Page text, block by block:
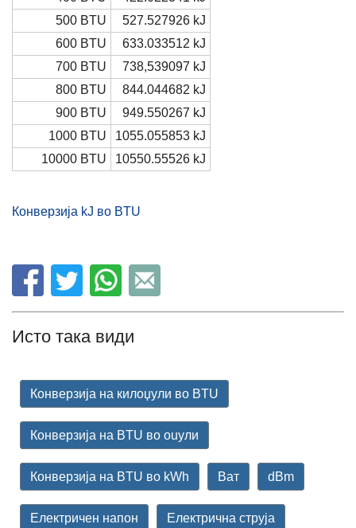
500 BTU
527.527926 kJ
600 BTU
633.033512 kJ
700 BTU
738,539097 kJ
800 BTU
844.044682 kJ
900 BTU
949.550267 kJ
1000 BTU
1055.055853 kJ
10000 BTU
10550.55526 kJ
Конверзија kJ во BTU
Исто така види
Конверзија на килоџули во BTU
Конверзија на BTU во ouули
Конверзија на BTU во kWh Ват dBm
Електричен напон Електрична струја